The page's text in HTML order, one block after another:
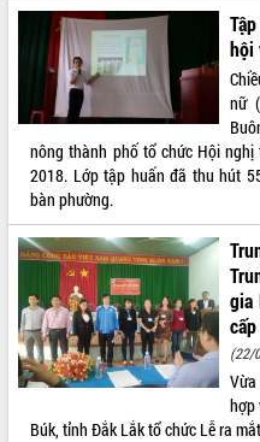
hội
nữ
nông thành phố tổ chức Hội
2018. Lớp tập huấn đã thu hút
bàn phường.
gia
(22/
hợp
Búk, tỉnh Đắk Lắk tổ chức Lễ ra